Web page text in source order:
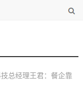
总经理王君：餐企靠